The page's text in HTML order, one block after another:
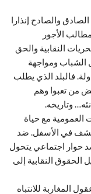
الصادق والصادح إنذارا
الأجور
النقابية والحق
الشباب ومواجهة
فالبلد الذي يطلب
من تعبوا وهم
وتاريخه.
العمومية مع حياة
في الأسفل. ضد
ضد حوار اجتماعي يتحول
الحقوق النقابية إلى
المغاربة للانتباه